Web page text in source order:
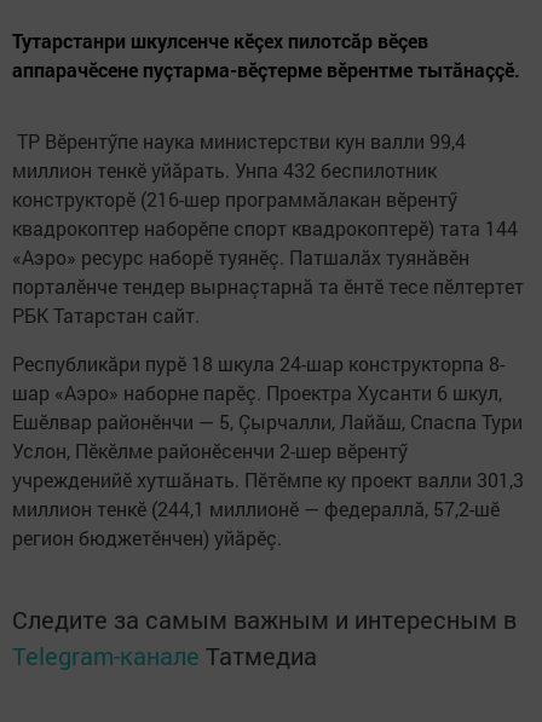
Тутарстанри шкулсенче кӗçех пилотсăр вӗçев
аппарачӗсене пуçтарма-вӗçтерме вӗрентме тытăнаççӗ.
ТР Вӗрентӳпе наука министерстви кун валли 99,4
миллион тенкӗ уйăрать. Унпа 432 беспилотник
конструкторӗ (216-шер программăлакан вӗрентӳ
квадрокоптер наборӗпе спорт квадрокоптерӗ) тата 144
«Аэро» ресурс наборӗ туянӗç. Патшалăх туянăвӗн
порталӗнче тендер вырнаçтарнă та ӗнтӗ тесе пӗлтертет
РБК Татарстан сайт.
Республикăри пурӗ 18 шкула 24-шар конструкторпа 8-
шар «Аэро» наборне парӗç. Проектра Хусанти 6 шкул,
Ешӗлвар районӗнчи — 5, Çырчалли, Лайăш, Спаспа Тури
Услон, Пӗкӗлме районӗсенчи 2-шер вӗрентӳ
учрежденийӗ хутшăнать. Пӗтӗмпе ку проект валли 301,3
миллион тенкӗ (244,1 миллионӗ — федераллă, 57,2-шӗ
регион бюджетӗнчен) уйăрӗç.
Следите за самым важным и интересным в
Telegram-канале Татмедиа